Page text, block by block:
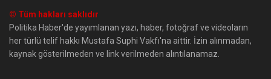
© Tüm hakları saklıdır
Politika Haber'de yayımlanan yazı, haber, fotoğraf ve videoların
her türlü telif hakkı Mustafa Suphi Vakfı'na aittir. İzin alınmadan,
kaynak gösterilmeden ve link verilmeden alıntılanamaz.